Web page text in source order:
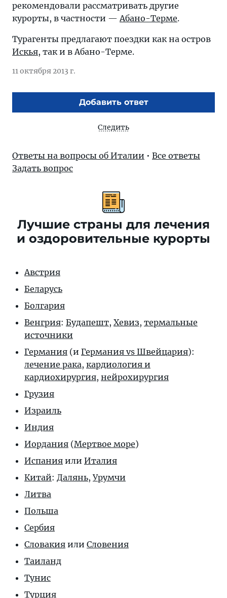
рекомендовали рассматривать другие
курорты, в частности —Абано-Терме.
Турагенты предлагают поездки как на остров
Искья, так и в Абано-Терме.
11 октября 2013 г.
Добавить ответ
Следить
Ответы на вопросы об Италии • Все ответы
Задать вопрос
Лучшие страны для лечения
и оздоровительные курорты
Австрия
Беларусь
Болгария
Венгрия: Будапешт, Хевиз, термальные
источники
Германия (и Германия vs Швейцария):
лечение рака, кардиология и
кардиохирургия, нейрохирургия
Грузия
Израиль
Индия
Иордания (Мертвое море)
Испания или Италия
Китай: Далянь, Урумчи
Литва
Польша
Сербия
Словакия или Словения
Таиланд
Тунис
Турция